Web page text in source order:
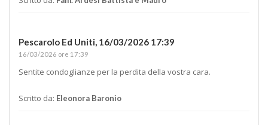
Pescarolo Ed Uniti, 16/03/2026 17:39
16/03/2026 ore 17:39
Sentite condoglianze per la perdita della vostra cara.
Scritto da: Eleonora Baronio